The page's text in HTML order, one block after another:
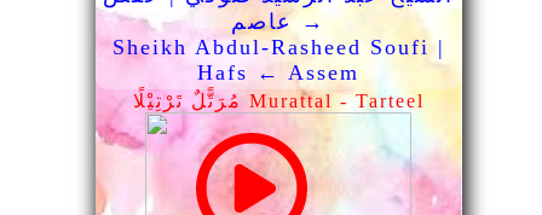
→ عاصم
Sheikh Abdul-Rasheed Soufi |
Hafs ← Assem
مُرَتًّلٌ تَرْتِيْلًا Murattal - Tarteel